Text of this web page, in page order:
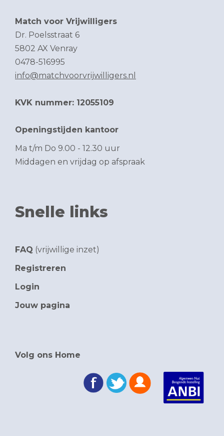
Match voor Vrijwilligers
Dr. Poelsstraat 6
5802 AX Venray
0478-516995
info@matchvoorvrijwilligers.nl
KVK nummer: 12055109
Openingstijden kantoor
Ma t/m Do 9.00 - 12.30 uur
Middagen en vrijdag op afspraak
Snelle links
FAQ (vrijwillige inzet)
Registreren
Login
Jouw pagina
Volg ons Home